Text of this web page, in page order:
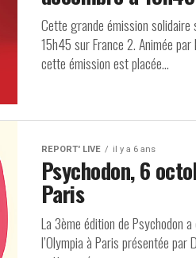
Cette grande émission
15h45 sur France 2. Animée
cette émission est placée...
REPORT' LIVE il y a 6 ans
Psychodon, 6
Paris
La 3ème édition de Psychodon
l’Olympia à Paris présentée